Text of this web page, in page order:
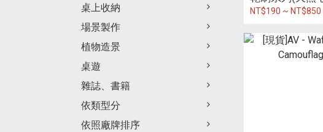
桌上收納
場景製作
植物造景
桌遊
雜誌、書籍
依類型分
依照廠牌排序
畫筆)
NT$190 ~ NT$850